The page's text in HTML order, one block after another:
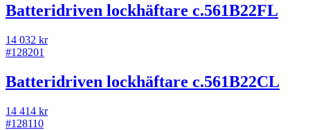
Batteridriven lockhäftare c.561B22FL
14 032 kr
#128201
Batteridriven lockhäftare c.561B22CL
14 414 kr
#128110